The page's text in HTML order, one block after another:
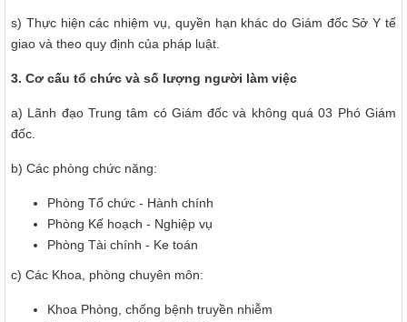
s) Thực hiện các nhiệm vụ, quyền hạn khác do Giám đốc Sở Y tế
giao và theo quy định của pháp luật.
3. Cơ cấu tổ chức và số lượng người làm việc
a) Lãnh đạo Trung tâm có Giám đốc và không quá 03 Phó Giám
đốc.
b) Các phòng chức năng:
Phòng Tổ chức - Hành chính
Phòng Kế hoạch - Nghiệp vụ
Phòng Tài chính - Ke toán
c) Các Khoa, phòng chuyên môn:
Khoa Phòng, chống bệnh truyền nhiễm
117/2025/QH15
Luật Bảo vệ bí mật nhà nước
63/2026/NĐ-CP
Luật bảo vệ bí mật nhà nước